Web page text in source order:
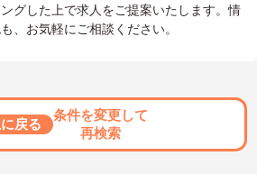
グした上で求人をご提案いたします。情
、お気軽にご相談ください。
戻る
条件を変更して
再検索